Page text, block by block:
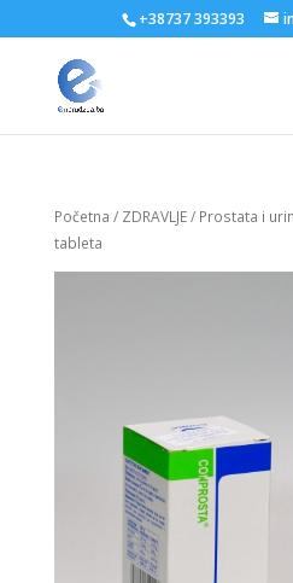
+38737 393393
Početna / ZDRAVLJE/ Prostata i
tableta